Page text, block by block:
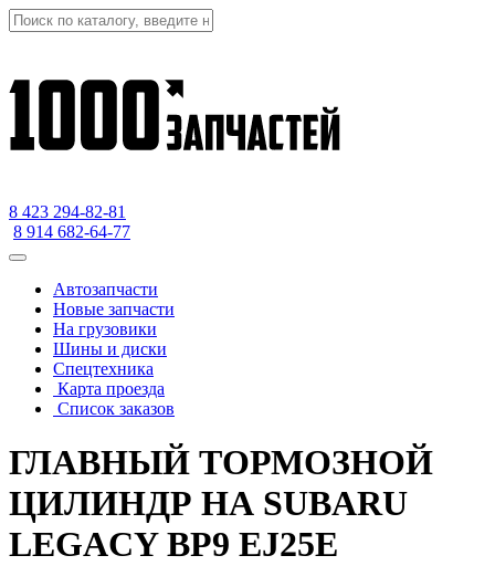
8 423 294-82-81
8 914 682-64-77
Автозапчасти
Новые запчасти
На грузовики
Шины и диски
Спецтехника
Карта проезда
Список заказов
ГЛАВНЫЙ ТОРМОЗНОЙ
ЦИЛИНДР НА SUBARU
LEGACY BP9 EJ25E